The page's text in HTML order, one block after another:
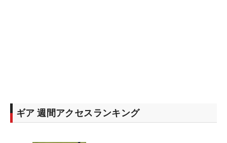
ギア 週間アクセスランキング